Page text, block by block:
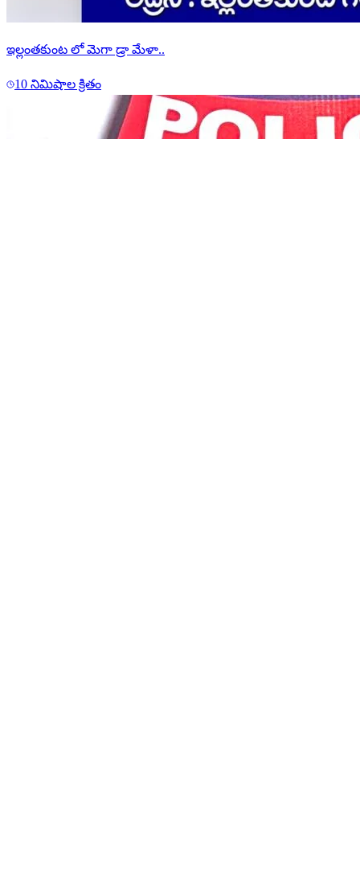
ఇల్లంతకుంట లో మెగా డ్రా మేళా..
10 నిమిషాల క్రితం